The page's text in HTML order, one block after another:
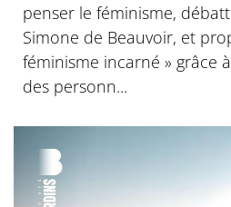
penser le féminisme,
Simone de Beauvoir, et
féminisme incarné » grâce
des personn...